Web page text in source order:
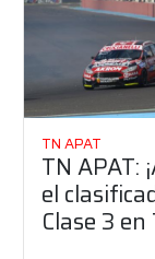
TN APAT
TN APAT:
el
Clase 3